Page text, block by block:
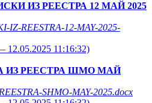
ИЗ РЕЕСТРА 12 МАЙ 2025
IZ-REESTRA-12-MAY-2025-
12.05.2025 11:16:32)
ИЗ РЕЕСТРА ШМО МАЙ
SHMO-MAY-2025.docx